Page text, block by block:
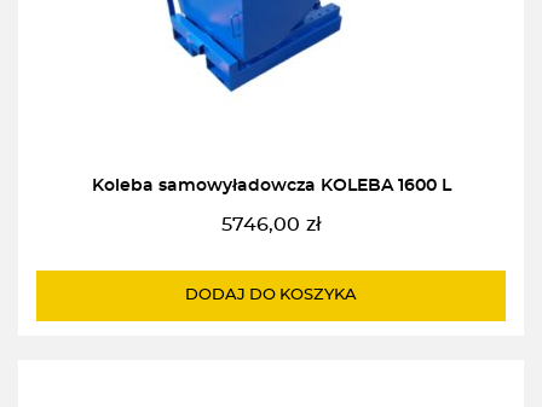
Koleba samowyładowcza KOLEBA 1600 L
5746,00 zł
DODAJ DO KOSZYKA